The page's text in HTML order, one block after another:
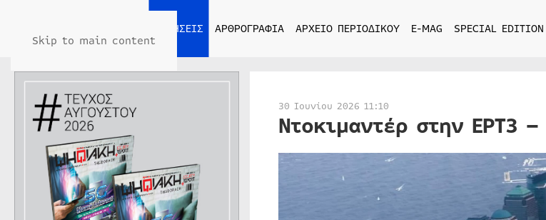
Skip to main content
ΕΙΔΗΣΕΙΣ ΑΡΘΡΟΓΡΑΦΙΑ ΑΡΧΕΙΟ ΠΕΡΙΟΔΙΚΟΥ E-MAG SPECIAL EDITION
30 Ιουνίου 2026 11:10
Nτοκιμαντέρ στην ΕΡΤ3